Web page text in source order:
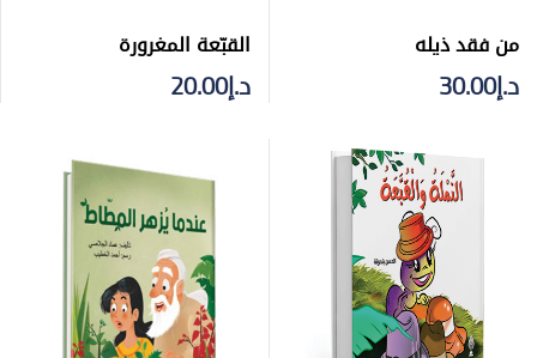
من فقد ذيله
د.إ30.00
القبّعة المغرورة
د.إ20.00